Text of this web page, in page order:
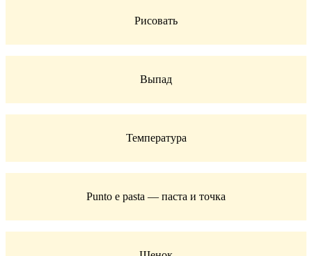
Рисовать
Выпад
Температура
Punto e pasta — паста и точка